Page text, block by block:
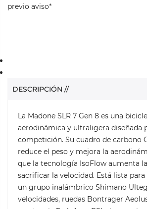
previo aviso*
DESCRIPCIÓN //
La Madone SLR 7 Gen 8 es una
aerodinámica y ultraligera diseñada
competición. Su cuadro de carbono
reduce el peso y mejora la
que la tecnología IsoFlow aumenta
sacrificar la velocidad. Está lista
un grupo inalámbrico Shimano
velocidades, ruedas Bontrager